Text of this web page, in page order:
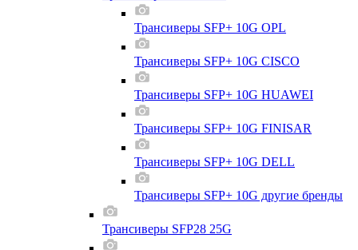
Трансиверы SFP+ 10G OPL
Трансиверы SFP+ 10G CISCO
Трансиверы SFP+ 10G HUAWEI
Трансиверы SFP+ 10G FINISAR
Трансиверы SFP+ 10G DELL
Трансиверы SFP+ 10G другие бренды
Трансиверы SFP28 25G